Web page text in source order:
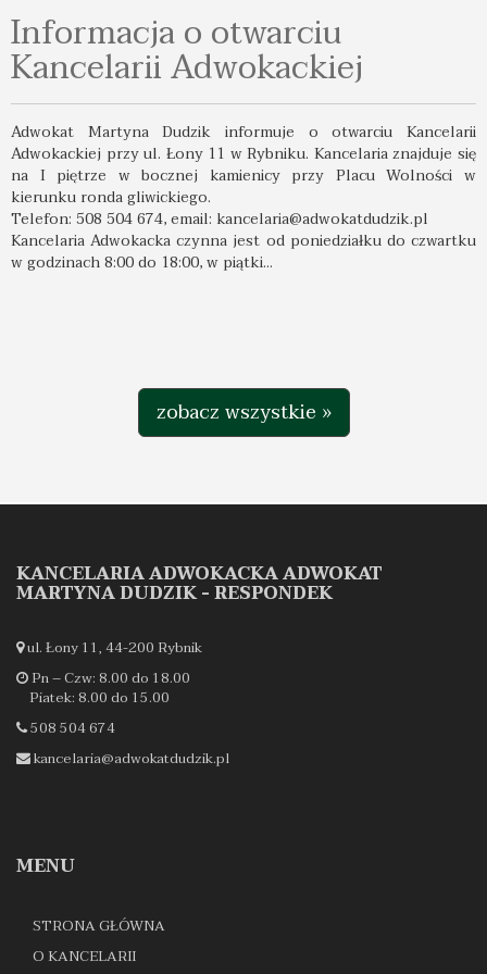
Informacja o otwarciu
Kancelarii Adwokackiej
Adwokat Martyna Dudzik informuje o otwarciu Kancelarii
Adwokackiej przy ul. Łony 11 w Rybniku. Kancelaria znajduje się
na I piętrze w bocznej kamienicy przy Placu Wolności w
kierunku ronda gliwickiego.
Telefon: 508 504 674, email: kancelaria@adwokatdudzik.pl
Kancelaria Adwokacka czynna jest od poniedziałku do czwartku
w godzinach 8:00 do 18:00, w piątki...
zobacz wszystkie »
KANCELARIA ADWOKACKA ADWOKAT
MARTYNA DUDZIK - RESPONDEK
ul. Łony 11, 44-200 Rybnik
Pn – Czw: 8.00 do 18.00
Piatek: 8.00 do 15.00
508 504 674
kancelaria@adwokatdudzik.pl
MENU
STRONA GŁÓWNA
O KANCELARII